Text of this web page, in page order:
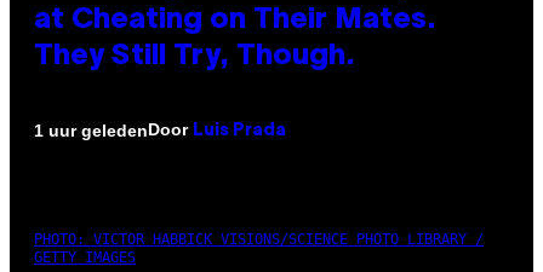
at Cheating on Their Mates.
They Still Try, Though.
1 uur geledenDoor Luis Prada
PHOTO: VICTOR HABBICK VISIONS/SCIENCE PHOTO LIBRARY /
GETTY IMAGES